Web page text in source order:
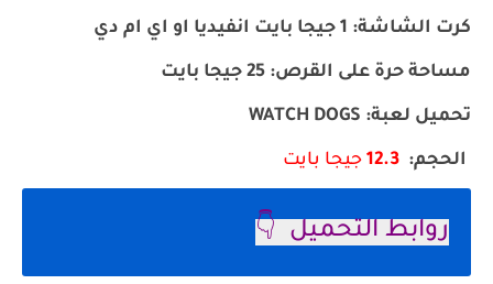
كرت الشاشة: 1 جيجا بايت انفيديا او اي ام دي
مساحة حرة على القرص: 25 جيجا بايت
تحميل لعبة: WATCH DOGS
الحجم: جيجا بايت
روابط التحميل 👇